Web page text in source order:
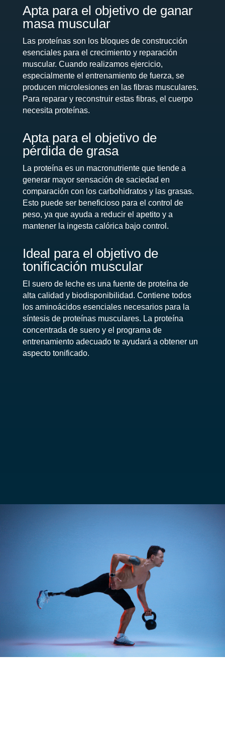
Apta para el objetivo de ganar
masa muscular
Las proteínas son los bloques de construcción
esenciales para el crecimiento y reparación
muscular. Cuando realizamos ejercicio,
especialmente el entrenamiento de fuerza, se
producen microlesiones en las fibras musculares.
Para reparar y reconstruir estas fibras, el cuerpo
necesita proteínas.
Apta para el objetivo de
pérdida de grasa
La proteína es un macronutriente que tiende a
generar mayor sensación de saciedad en
comparación con los carbohidratos y las grasas.
Esto puede ser beneficioso para el control de
peso, ya que ayuda a reducir el apetito y a
mantener la ingesta calórica bajo control.
Ideal para el objetivo de
tonificación muscular
El suero de leche es una fuente de proteína de
alta calidad y biodisponibilidad. Contiene todos
los aminoácidos esenciales necesarios para la
síntesis de proteínas musculares. La proteína
concentrada de suero y el programa de
entrenamiento adecuado te ayudará a obtener un
aspecto tonificado.